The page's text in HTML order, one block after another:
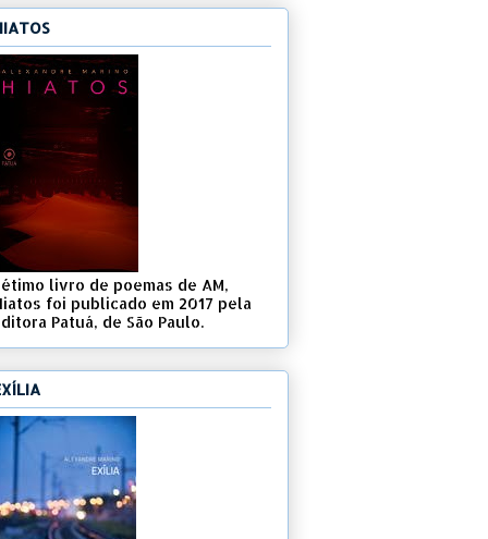
livro de poemas de AM,
foi publicado em 2017 pela
Patuá, de São Paulo.